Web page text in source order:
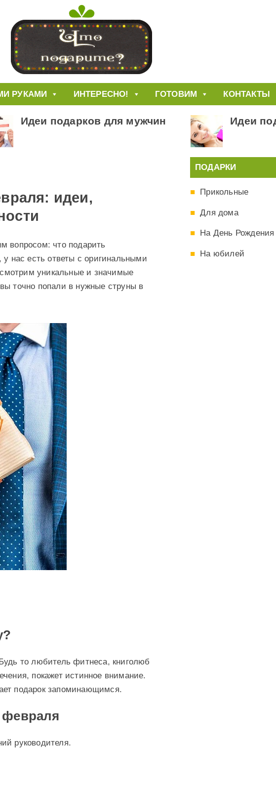
РУКАМИ ИНТЕРЕСНО! ГОТОВИМ КОНТАКТЫ
Идеи подарков для мужчин Идеи
идеи,
вопросом: что подарить
нас есть ответы с оригинальными
уникальные и значимые
точно попали в нужные струны в
то любитель фитнеса, книголюб
покажет истинное внимание.
подарок запоминающимся.
февраля
руководителя.
ПОДАРКИ
Прикольные
Для дома
На День Рождения
На юбилей